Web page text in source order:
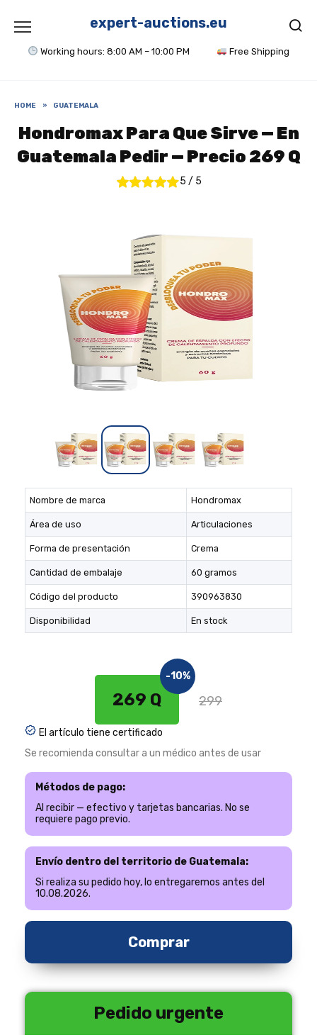
content
expert-auctions.eu
Working hours: 8:00 AM – 10:00 PM Free Shipping
HOME » GUATEMALA
Hondromax Para Que Sirve — En
Guatemala Pedir — Precio 269 Q
5 / 5
Nombre de marca Hondromax
Área de uso Articulaciones
Forma de presentación Crema
Cantidad de embalaje 60 gramos
Código del producto 390963830
Disponibilidad En stock
269 Q
-10%
299
El artículo tiene certificado
Se recomienda consultar a un médico antes de usar
Métodos de pago:
Al recibir — efectivo y tarjetas bancarias. No se
requiere pago previo.
Envío dentro del territorio de Guatemala:
Si realiza su pedido hoy, lo entregaremos antes del
10.08.2026.
Comprar
Pedido urgente